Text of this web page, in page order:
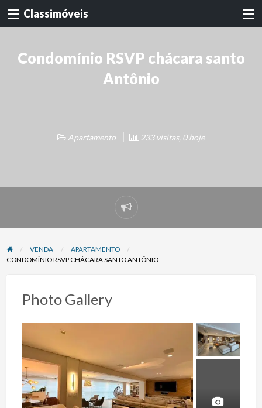
Classimóveis
Condomínio RSVP chácara santo
Antônio
Apartamento 233 visitas, 0 hoje
Denunciar
problema
VENDA
APARTAMENTO
CONDOMÍNIO RSVP CHÁCARA SANTO ANTÔNIO
Photo Gallery